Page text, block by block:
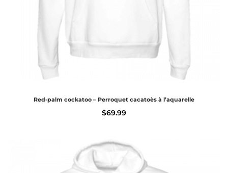
Red-palm cockatoo – Perroquet cacatoès à l’aquarelle
$69.99